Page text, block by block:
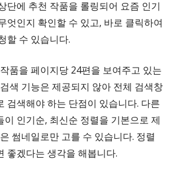
단에 추천 작품을 롤링되어 요즘 인기
엇인지 확인할 수 있고, 바로 클릭하여
할 수 있습니다.
품을 페이지당 24편을 보여주고 있는
색 기능은 제공되지 않아 전체 검색창
검색해야 하는 단점이 있습니다. 다른
이 인기순, 최신순 정렬을 기본으로 제
썸네일로만 고를 수 있습니다. 정렬
좋겠다는 생각을 해봅니다.